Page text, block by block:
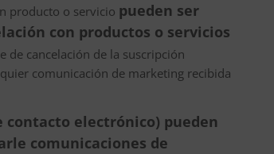
producto o servicio pueden ser
con productos o servicios
cancelación de la suscripción
comunicación de marketing recibida
contacto electrónico) pueden
comunicaciones de